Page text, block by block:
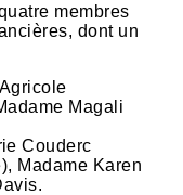
membres
dont un
Magali
Couderc
Madame Karen